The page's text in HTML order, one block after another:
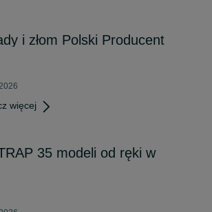
i złom Polski Producent
więcej
35 modeli od ręki w